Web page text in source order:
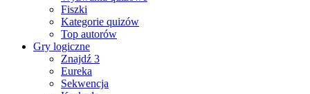
Fiszki
Kategorie quizów
Top autorów
Gry logiczne
Znajdź 3
Eureka
Sekwencja